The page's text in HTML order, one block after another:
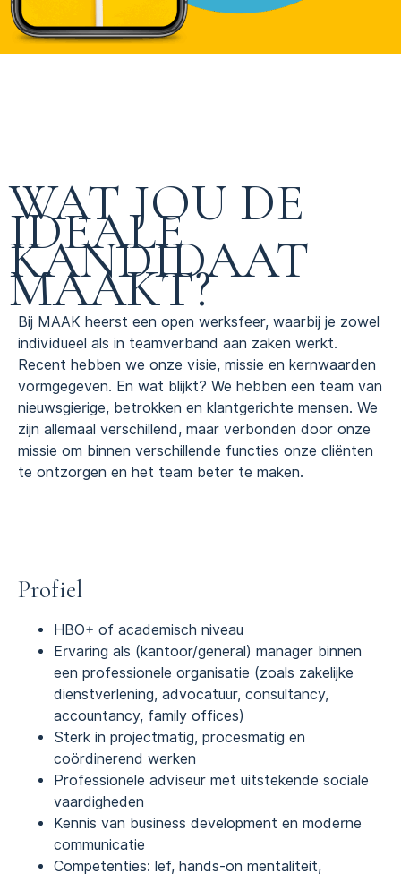
WAT JOU DE
IDEALE
KANDIDAAT
MAAKT?
Bij MAAK heerst een open werksfeer, waarbij je zowel
individueel als in teamverband aan zaken werkt.
Recent hebben we onze visie, missie en kernwaarden
vormgegeven. En wat blijkt? We hebben een team van
nieuwsgierige, betrokken en klantgerichte mensen. We
zijn allemaal verschillend, maar verbonden door onze
missie om binnen verschillende functies onze cliënten
te ontzorgen en het team beter te maken.
Profiel
HBO+ of academisch niveau
Ervaring als (kantoor/general) manager binnen
een professionele organisatie (zoals zakelijke
dienstverlening, advocatuur, consultancy,
accountancy, family offices)
Sterk in projectmatig, procesmatig en
coördinerend werken
Professionele adviseur met uitstekende sociale
vaardigheden
Kennis van business development en moderne
communicatie
Competenties: lef, hands-on mentaliteit,